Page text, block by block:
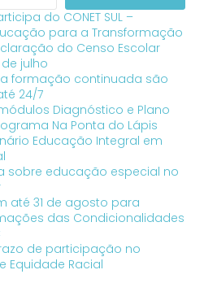
do CONET SUL –
para a Transformação
do Censo Escolar
julho
formação continuada são
24/7
Diagnóstico e Plano
Na Ponta do Lápis
Educação Integral em
sobre educação especial no
até 31 de agosto para
das Condicionalidades
de participação no
Equidade Racial